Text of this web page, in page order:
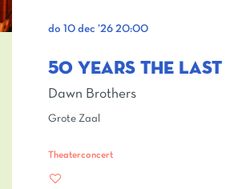
50 YEARS THE LAST
Dawn Brothers
do 10 dec ’26 20:00
Grote Zaal
Theaterconcert